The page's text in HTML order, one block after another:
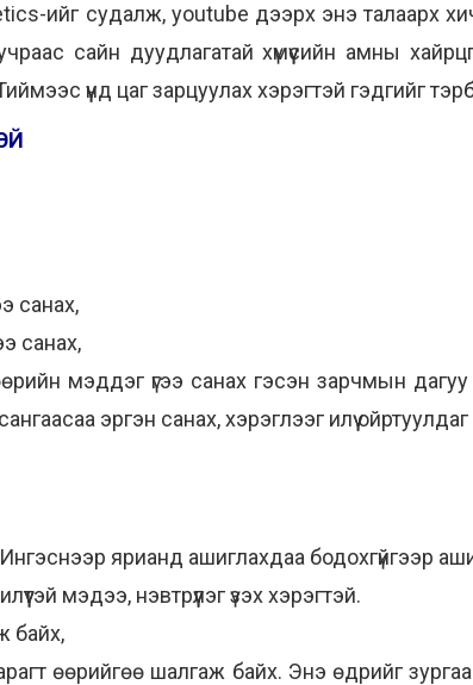
ийг судалж, youtube дээрх энэ талаарх
сайн дуудлагатай хүмүүсийн амны
үүнд цаг зарцуулах хэрэгтэй гэдгийг
санах,
санах,
мэддэг үгээ санах гэсэн зарчмын
эргэн санах, хэрэглээг илүү
Ингэснээр ярианд ашиглахдаа бодохгүйгээр
мэдээ, нэвтрүүлэг үзэх хэрэгтэй.
байх,
өөрийгөө шалгаж байх. Энэ өдрийг